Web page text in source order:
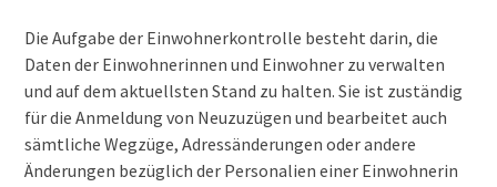
Die Aufgabe der Einwohnerkontrolle besteht darin, die
Daten der Einwohnerinnen und Einwohner zu verwalten
und auf dem aktuellsten Stand zu halten. Sie ist zuständig
für die Anmeldung von Neuzuzügen und bearbeitet auch
sämtliche Wegzüge, Adressänderungen oder andere
Änderungen bezüglich der Personalien einer Einwohnerin